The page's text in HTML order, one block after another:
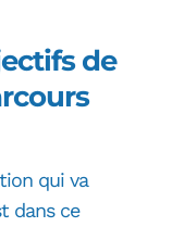
de
qui va
dans ce